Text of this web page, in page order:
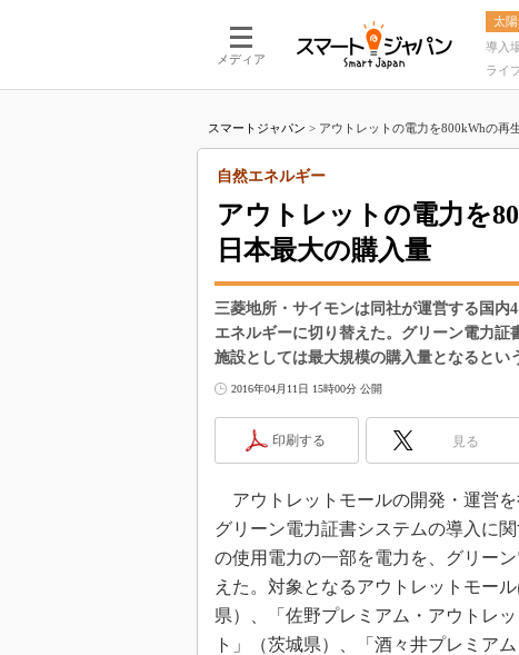
メディア
太
導入
ライ
スマートジャパン > アウトレットの電力を800kWhの再
アウトレットの電力を
日本最大の購入量
自然エネルギー
三菱地所・サイモンは同社が運営する国
エネルギーに切り替えた。グリーン電力
施設としては最大規模の購入量となるとい
2016年04月11日 15時00分 公開
印刷する 見る
アウトレットモールの開発・運営
グリーン電力証書システムの導入に
の使用電力の一部を電力を、グリー
えた。対象となるアウトレットモー
県）、「佐野プレミアム・アウトレ
ト」（茨城県）、「酒々井プレミア